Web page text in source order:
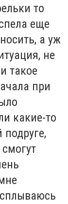
то
еще
а уж
не
такое
при
какие-то